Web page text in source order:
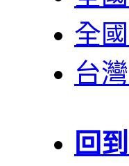
全
台
回